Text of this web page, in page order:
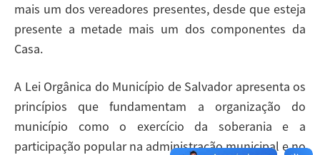
mais um dos vereadores presentes, desde que esteja
presente a metade mais um dos componentes da
Casa.
A Lei Orgânica do Município de Salvador apresenta os
princípios que fundamentam a organização do
município como o exercício da soberania e a
participação popular na administração municipal e no